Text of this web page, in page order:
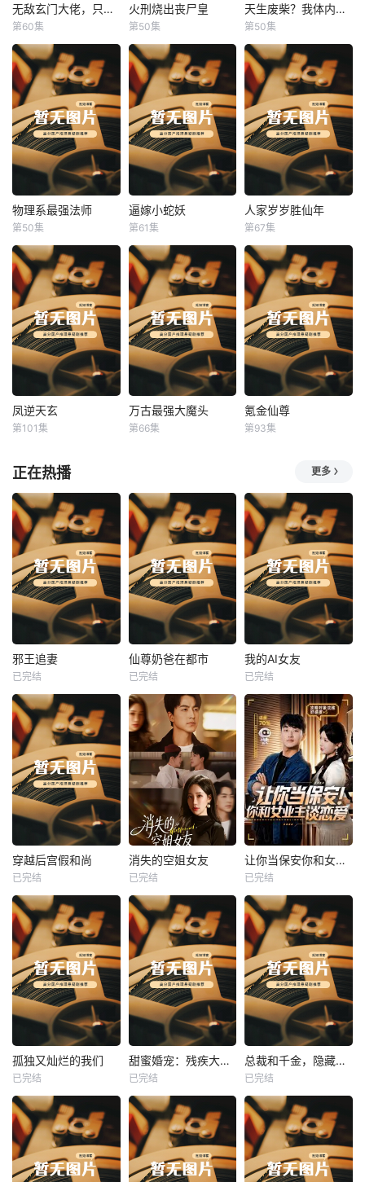
无敌玄门大佬，只听姐姐的话 无敌玄门大佬，只听姐姐的话
第60集
火刑烧出丧尸皇
火刑烧出丧尸皇
第50集
天生废柴？我体内有神血 天生废柴？我体内有神血
第50集
物理系最强法师
物理系最强法师
第50集
逼嫁小蛇妖
逼嫁小蛇妖
第61集
人家岁岁胜仙年
人家岁岁胜仙年
第67集
凤逆天玄
凤逆天玄
第101集
万古最强大魔头
万古最强大魔头
第66集
氪金仙尊
氪金仙尊
第93集
正在热播 更多
热播
邪王追妻
未知
邪王追妻
已完结
热播
未知
仙尊奶爸在都市
已完结
热播
我的AI女友
未知
我的AI女友
已完结
热播
未知
穿越后宫假和尚
已完结
热播
未知
消失的空姐女友
已完结
热播
未知
让你当保安你和女业主谈恋爱
已完结
热播
未知
孤独又灿烂的我们
已完结
热播
未知
甜蜜婚宠：残疾大佬夜夜撩
已完结
热播
未知
总裁和千金，隐藏身份闪婚了
已完结